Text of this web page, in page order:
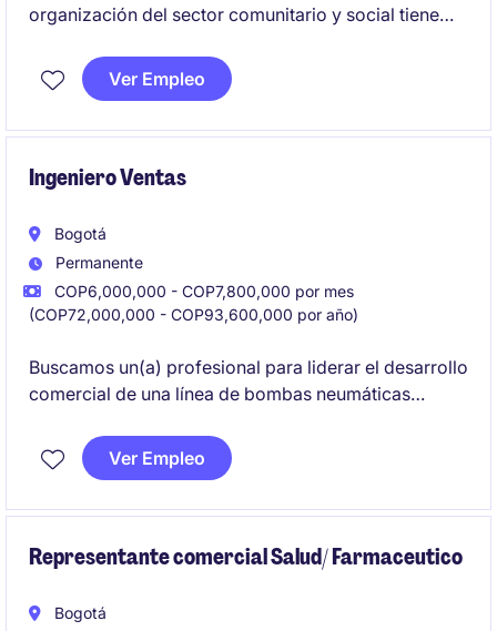
organización del sector comunitario y social tiene
mediante el desarrollo de nuevos negocios, alianzas
estratégicas e innovación en servicios, impulsando la
Ver Empleo
Ingeniero Ventas
Bogotá
Permanente
COP6,000,000 - COP7,800,000 por mes
(COP72,000,000 - COP93,600,000 por año)
Buscamos un(a) profesional para liderar el desarrollo
comercial de una línea de bombas neumáticas
generación de nuevos negocios y el crecimiento de
la participación de esta línea en Colombia.
Ver Empleo
Representante comercial Salud/ Farmaceutico
Bogotá